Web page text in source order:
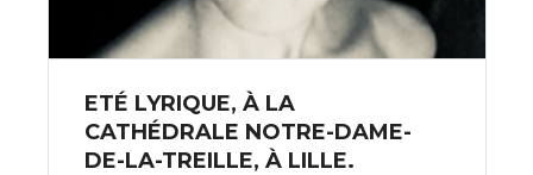
ETÉ LYRIQUE, À LA
CATHÉDRALE NOTRE-DAME-
DE-LA-TREILLE, À LILLE.